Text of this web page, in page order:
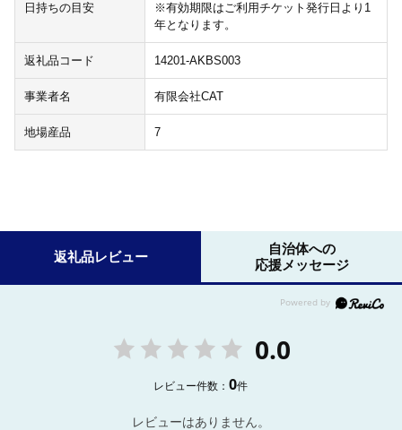
日持ちの目安
※有効期限はご利用チケット発行日より1
年となります。
返礼品コード 14201-AKBS003
事業者名 有限会社CAT
地場産品 7
返礼品レビュー
自治体への
応援メッセージ
0.0
レビュー件数：0件
レビューはありません。